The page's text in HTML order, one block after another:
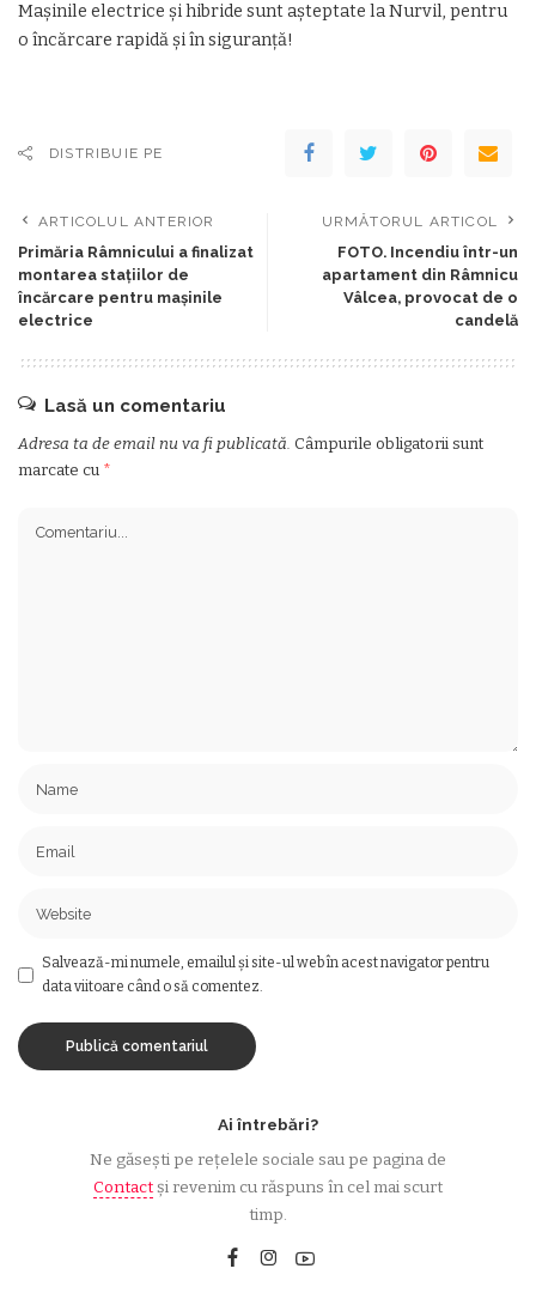
Mașinile electrice și hibride sunt așteptate la Nurvil, pentru
o încărcare rapidă și în siguranță!
DISTRIBUIE PE
ARTICOLUL ANTERIOR
Primăria Râmnicului a finalizat
montarea staţiilor de
încărcare pentru maşinile
electrice
URMĂTORUL ARTICOL
FOTO. Incendiu într-un
apartament din Râmnicu
Vâlcea, provocat de o
candelă
Lasă un comentariu
Adresa ta de email nu va fi publicată. Câmpurile obligatorii sunt
marcate cu *
Salvează-mi numele, emailul și site-ul web în acest navigator pentru
data viitoare când o să comentez.
Ai întrebări?
Ne găsești pe rețelele sociale sau pe pagina de
Contactși revenim cu răspuns în cel mai scurt
timp.